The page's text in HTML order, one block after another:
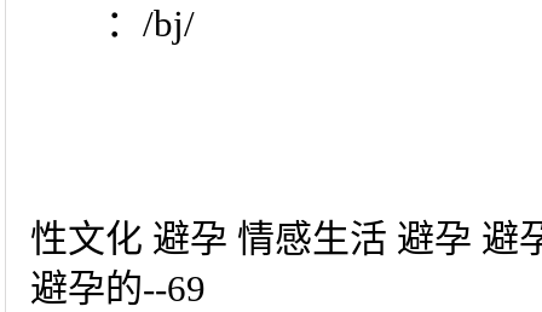
：/bj/
性文化 避孕 情感生活 避孕 避
避孕的--69